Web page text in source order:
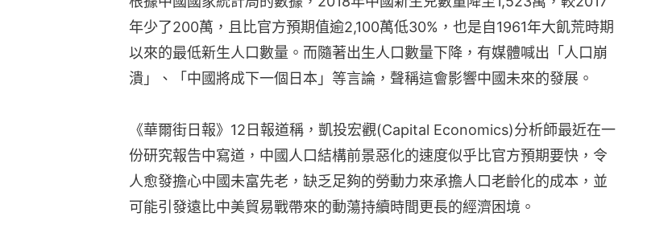
年少了200萬，且比官方預期值逾2,100萬低30%，也是自1961年大飢荒時期
以來的最低新生人口數量。而隨著出生人口數量下降，有媒體喊出「人口崩
潰」、「中國將成下一個日本」等言論，聲稱這會影響中國未來的發展。
《華爾街日報》12日報道稱，凱投宏觀(Capital Economics)分析師最近在一
份研究報告中寫道，中國人口結構前景惡化的速度似乎比官方預期要快，令
人愈發擔心中國未富先老，缺乏足夠的勞動力來承擔人口老齡化的成本，並
可能引發遠比中美貿易戰帶來的動蕩持續時間更長的經濟困境。